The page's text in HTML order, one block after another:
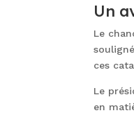
Un
Le
ces
Le
en